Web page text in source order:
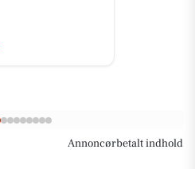
Annoncørbetalt indhold